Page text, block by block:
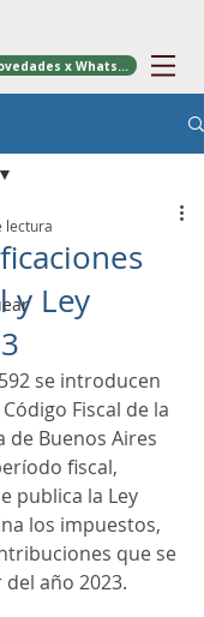
Novedades x WhatsApp
y Ley
lectura
se introducen
Fiscal de la
de Buenos Aires
fiscal,
publica la Ley
los impuestos,
que se
año 2023.